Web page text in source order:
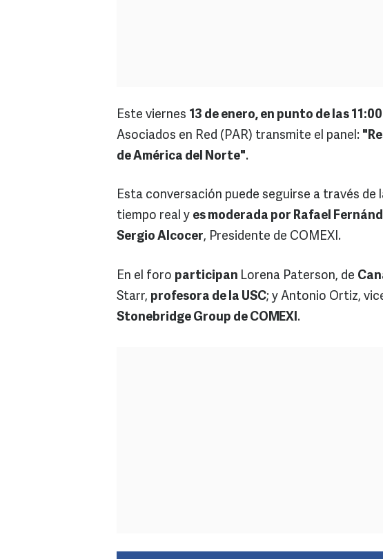
Este viernes 13 de enero, en punto de las
Asociados en Red (PAR) transmite el panel:
de América del Norte".
Esta conversación puede seguirse a través de
tiempo real y es moderada por Rafael
Sergio Alcocer, Presidente de COMEXI.
En el foro participan Lorena Paterson, de
Starr, profesora de la USC; y Antonio Ortiz,
Stonebridge Group de COMEXI.